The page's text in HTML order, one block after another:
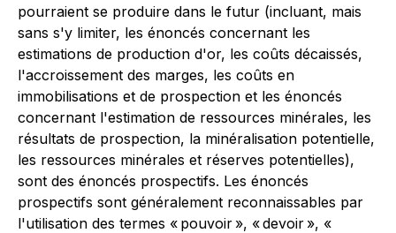
pourraient se produire dans le futur (incluant, mais
sans s'y limiter, les énoncés concernant les
estimations de production d'or, les coûts décaissés,
l'accroissement des marges, les coûts en
immobilisations et de prospection et les énoncés
concernant l'estimation de ressources minérales, les
résultats de prospection, la minéralisation potentielle,
les ressources minérales et réserves potentielles),
sont des énoncés prospectifs. Les énoncés
prospectifs sont généralement reconnaissables par
l'utilisation des termes « pouvoir », « devoir », «